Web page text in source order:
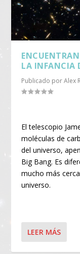
LA INFANCIA
Publicado porAlex
El telescopio
moléculas de
del universo,
Big Bang. Es
mucho más
universo.
LEER MÁS